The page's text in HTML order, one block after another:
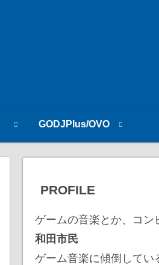
GODJPlus/OVO
PROFILE
ゲームの音楽とか、コン
和田市民
ゲーム音楽に傾倒してい